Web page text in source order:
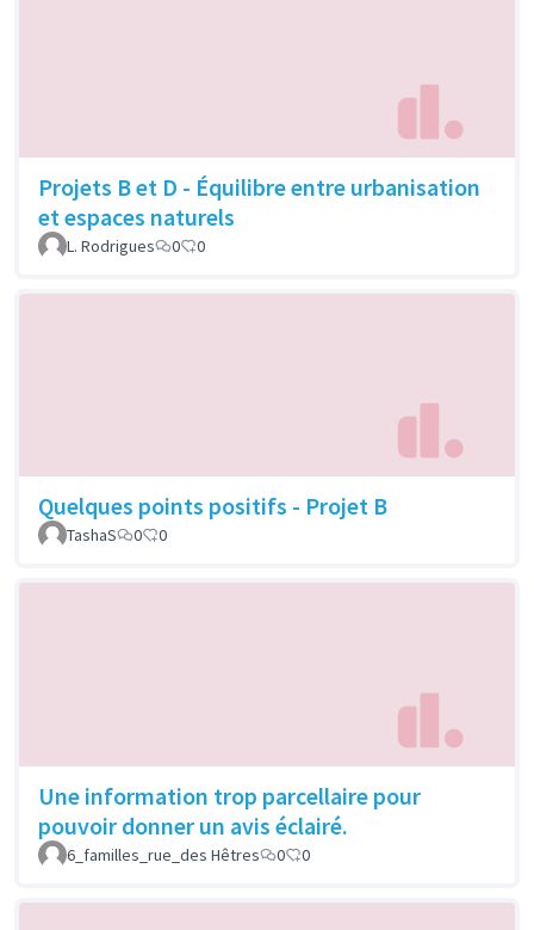
Projets B et D - Équilibre entre urbanisation
et espaces naturels
L. Rodrigues 0 0
Quelques points positifs - Projet B
TashaS 0 0
Une information trop parcellaire pour
pouvoir donner un avis éclairé.
6_familles_rue_des Hêtres 0 0